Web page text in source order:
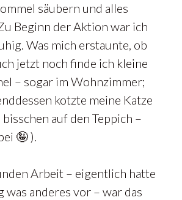
säubern und alles
Beginn der Aktion war ich
Was mich erstaunte, ob
jetzt noch finde ich kleine
– sogar im Wohnzimmer;
kotzte meine Katze
auf den Teppich –
🤪 ).
Arbeit – eigentlich hatte
was anderes vor – war das